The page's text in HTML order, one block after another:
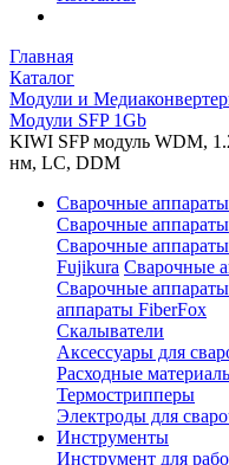
Главная
Каталог
Модули и
Модули SFP 1Gb
KIWI SFP модуль WDM,
нм, LC, DDM
Сварочные
Сварочные аппараты
Сварочные
Fujikura Сварочные
Сварочные
аппараты FiberFox
Скалыватели
Аксессуары для
Расходные
Термострипперы
Электроды для
Инструменты
Инструмент для